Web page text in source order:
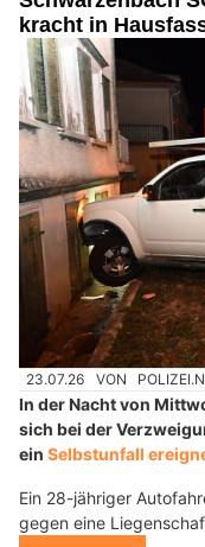
kracht in
23.07.26 VON
In der Nacht von
sich bei der
ein Selbstunfall
Ein 28-jähriger
gegen eine